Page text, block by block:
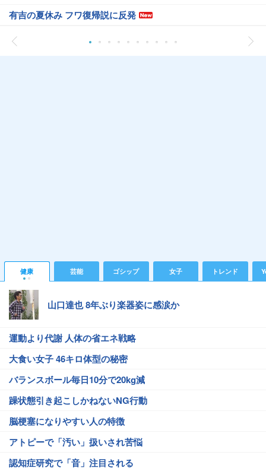
有吉の夏休み フワ復帰説に反発
健康 芸能 ゴシップ 女子 トレンド
山口達也 8年ぶり楽器姿に感涙か
運動より代謝 人体の省エネ戦略
大食い女子 46キロ体型の秘密
バランスボール毎日10分で20kg減
躁状態引き起こしかねないNG行動
脳梗塞になりやすい人の特徴
アトピーで「汚い」扱いされ苦悩
認知症研究で「音」注目される